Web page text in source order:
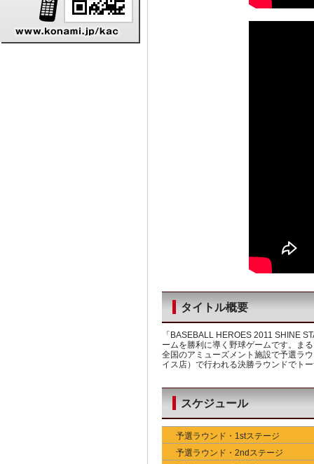
タイトル概要
「BASEBALL HEROES 2011 SHINE
ームを勝利に導く野球ゲームです。ま
全国のアミューズメント施設で予選ラ
イス店）で行われる決勝ラウンドでト
スケジュール
予選ラウンド・1stステージ
予選ラウンド・2ndステージ